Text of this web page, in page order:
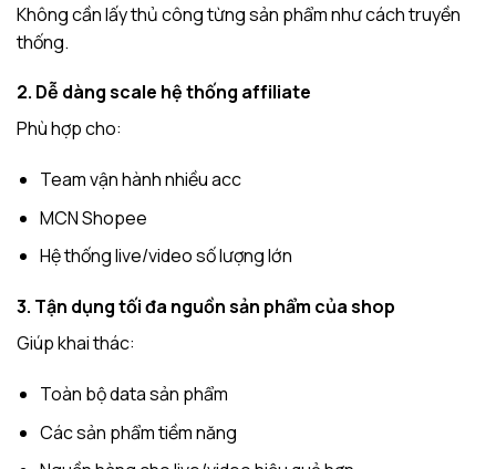
Không cần lấy thủ công từng sản phẩm như cách truyền
thống.
2. Dễ dàng scale hệ thống affiliate
Phù hợp cho:
Team vận hành nhiều acc
MCN Shopee
Hệ thống live/video số lượng lớn
3. Tận dụng tối đa nguồn sản phẩm của shop
Giúp khai thác:
Toàn bộ data sản phẩm
Các sản phẩm tiềm năng